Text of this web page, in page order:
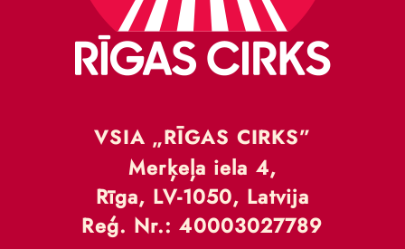
VSIA „RĪGAS CIRKS”
Merķeļa iela 4,
Rīga, LV-1050, Latvija
Reģ. Nr.: 40003027789